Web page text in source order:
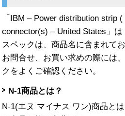
「IBM – Power distribution strip
connector(s) – United States」
スペックは、商品名に含まれて
お問合せ、お買い求めの際には
クをよくご確認ください。
N-1商品とは？
N-1(エヌ マイナス ワン)商品と